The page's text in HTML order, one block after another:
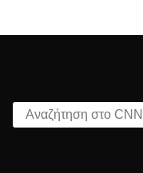
Αναζήτηση στο CNN.gr